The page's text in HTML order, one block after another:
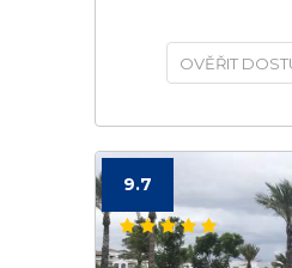
OVĚŘIT
9.7